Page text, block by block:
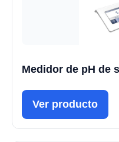
Medidor de pH de
Ver producto